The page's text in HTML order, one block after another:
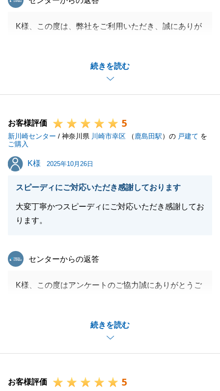
続きを読む
K様、この度は、弊社をご利用いただき、誠にありが
は、ご迷惑をおかけしましたことを深くお詫び申し上
今後とも、何かご不明な点やご要望がございました
今後とも、何卒よろしくお願い申し上げます。
お客様評価 5
新川崎センター / 神奈川県 川崎市幸区 （ 鹿島田駅）の 戸建て を
ご購入
K様
K様 2025年10月26日
スピーディにご対応いただき感謝しております
大変丁寧かつスピーディにご対応いただき感謝してお
ります。
続きを読む
東急リバブル
センターからの返答
K様、この度はアンケートのご協力誠にありがとうご
頂戴いたしましたお言葉を糧にこれからも尽力してま
今後とも何卒よろしくお願いいたします。
お客様評価 5